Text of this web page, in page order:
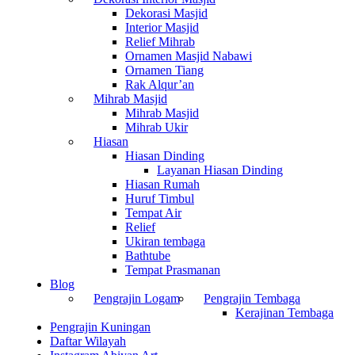
Dekorasi Masjid
Interior Masjid
Relief Mihrab
Ornamen Masjid Nabawi
Ornamen Tiang
Rak Alqur’an
Mihrab Masjid
Mihrab Masjid
Mihrab Ukir
Hiasan
Hiasan Dinding
Layanan Hiasan Dinding
Hiasan Rumah
Huruf Timbul
Tempat Air
Relief
Ukiran tembaga
Bathtube
Tempat Prasmanan
Blog
Pengrajin Logam
Pengrajin Tembaga
Kerajinan Tembaga
Pengrajin Kuningan
Daftar Wilayah